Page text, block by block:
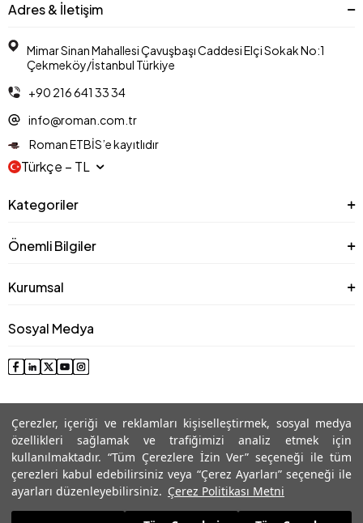
Çerezler, içeriği ve reklamları kişiselleştirmek, sosyal medya
özellikleri sağlamak ve trafiğimizi analiz etmek için
kullanılmaktadır. “Tüm Çerezlere İzin Ver” seçeneği ile tüm
çerezleri kabul edebilirsiniz veya “Çerez Ayarları” seçeneği ile
ayarları düzenleyebilirsiniz. Çerez Politikası Metni
Adres & İletişim
Mimar Sinan Mahallesi Çavuşbaşı Caddesi Elçi Sokak No:1
Çekmeköy/İstanbul Türkiye
+90 216 641 33 34
info@roman.com.tr
Roman ETBİS’e kayıtlıdır
Türkçe − TL
Kategoriler
Önemli Bilgiler
Kurumsal
Sosyal Medya
© 2025 Roman® Tüm Hakları Saklıdır, İzinsiz kullanılamaz